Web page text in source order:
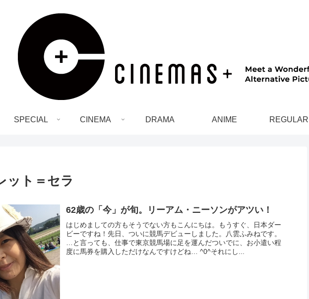
SPECIAL CINEMA DRAMA ANIME REGULAR
ット＝セラ
62歳の「今」が旬。リーアム・ニーソンがアツい！
はじめましての方もそうでない方もこんにちは。もうすぐ、日本ダー
ビーですね！先日、ついに競馬デビューしました。八雲ふみねです。
…と言っても、仕事で東京競馬場に足を運んだついでに、お小遣い程
度に馬券を購入しただけなんですけどね… ^0^それにし...